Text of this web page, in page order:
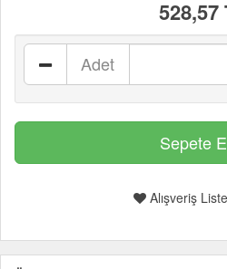
528,57
Adet
Alışveriş